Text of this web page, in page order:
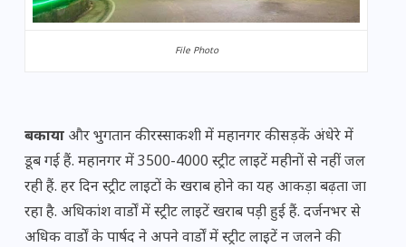
File Photo
बकाया और भुगतान की रस्साकशी में महानगर की सड़कें अंधेरे में
डूब गई हैं. महानगर में 3500-4000 स्ट्रीट लाइटें महीनों से नहीं जल
रही हैं. हर दिन स्ट्रीट लाइटों के खराब होने का यह आकड़ा बढ़ता जा
रहा है. अधिकांश वार्डों में स्ट्रीट लाइटें खराब पड़़ी हुई हैं. दर्जनभर से
अधिक वार्डों के पार्षद ने अपने वार्डों में स्ट्रीट लाइटें न जलने की